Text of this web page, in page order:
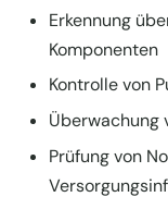
Erkennung
Komponenten
Kontrolle von
Überwachung
Prüfung von